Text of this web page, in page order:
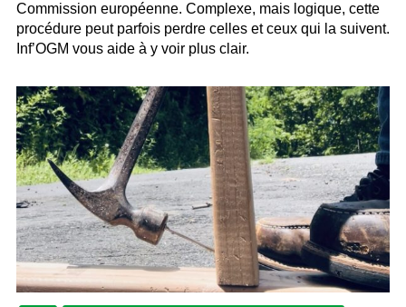
Commission européenne. Complexe, mais logique, cette
procédure peut parfois perdre celles et ceux qui la suivent.
Inf’OGM vous aide à y voir plus clair.